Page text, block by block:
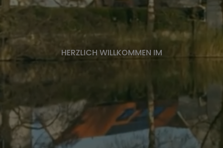
HERZLICH WILLKOMMEN IM